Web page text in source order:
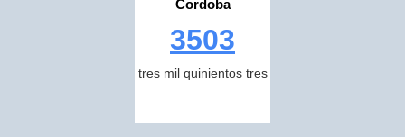
Cordoba
3503
tres mil quinientos tres